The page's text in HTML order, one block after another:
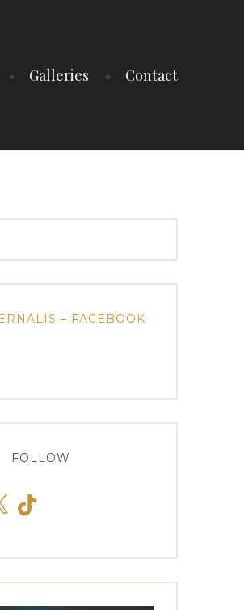
Galleries Contact
– FACEBOOK
FOLLOW
TikTok